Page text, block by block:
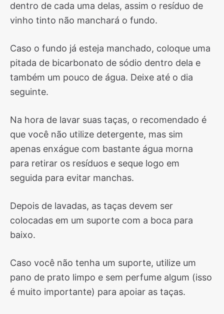
dentro de cada uma delas, assim o resíduo de
vinho tinto não manchará o fundo.
Caso o fundo já esteja manchado, coloque uma
pitada de bicarbonato de sódio dentro dela e
também um pouco de água. Deixe até o dia
seguinte.
Na hora de lavar suas taças, o recomendado é
que você não utilize detergente, mas sim
apenas enxágue com bastante água morna
para retirar os resíduos e seque logo em
seguida para evitar manchas.
Depois de lavadas, as taças devem ser
colocadas em um suporte com a boca para
baixo.
Caso você não tenha um suporte, utilize um
pano de prato limpo e sem perfume algum (isso
é muito importante) para apoiar as taças.